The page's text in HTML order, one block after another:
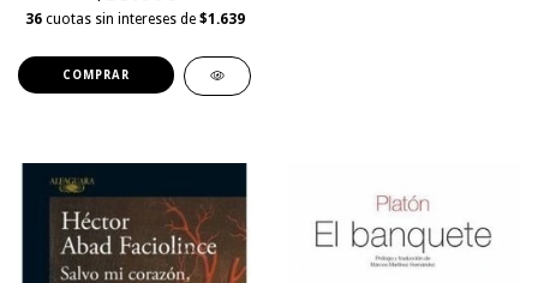
36 cuotas sin intereses de $1.639